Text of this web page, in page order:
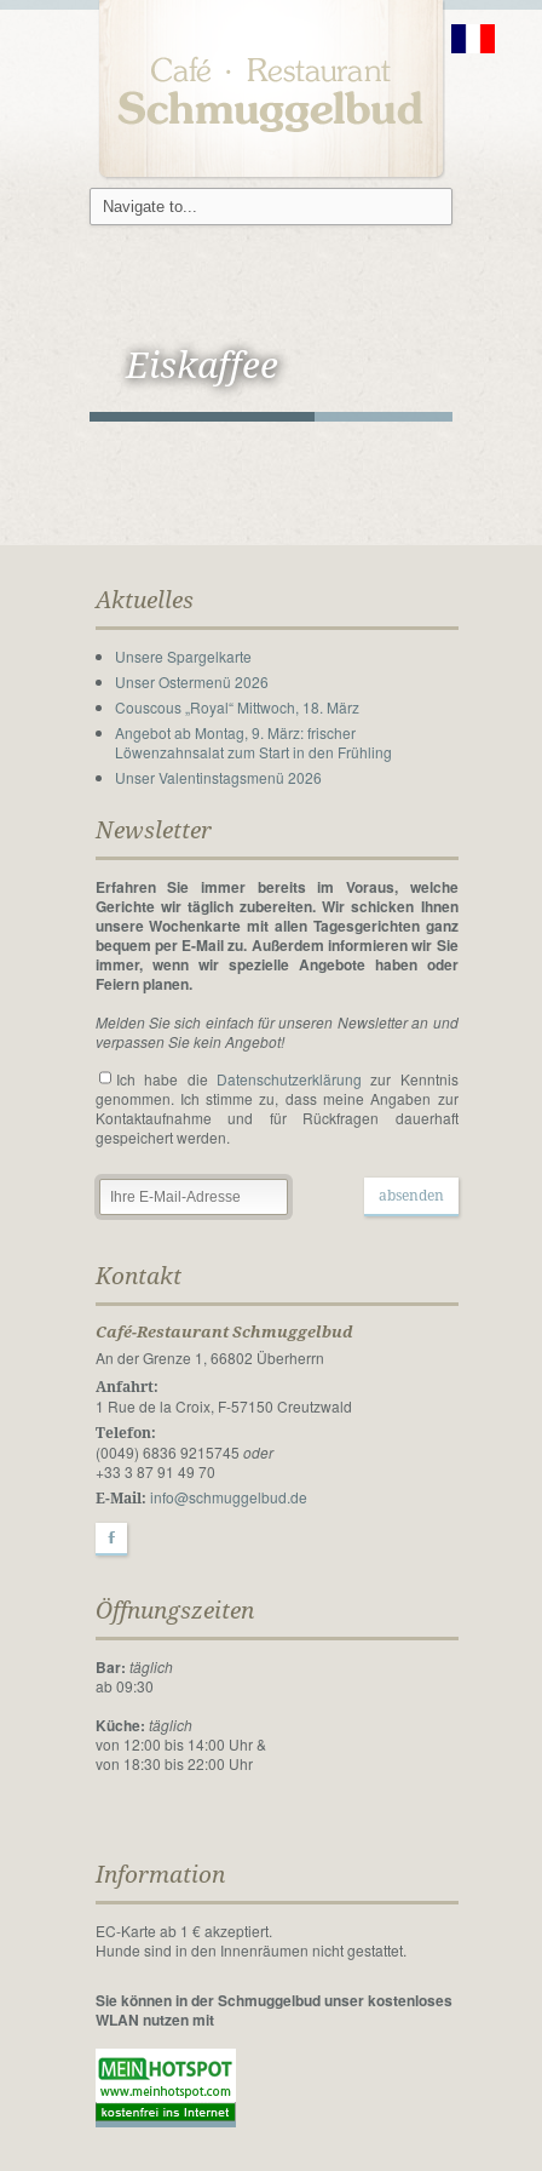
Eiskaffee
Aktuelles
Unsere Spargelkarte
Unser Ostermenü 2026
Couscous „Royal“ Mittwoch, 18. März
Angebot ab Montag, 9. März: frischer
Löwenzahnsalat zum Start in den Frühling
Unser Valentinstagsmenü 2026
Newsletter
Erfahren Sie immer bereits im Voraus, welche
Gerichte wir täglich zubereiten. Wir schicken Ihnen
unsere Wochenkarte mit allen Tagesgerichten ganz
bequem per E-Mail zu. Außerdem informieren wir Sie
immer, wenn wir spezielle Angebote haben oder
Feiern planen.
Melden Sie sich einfach für unseren Newsletter an und
verpassen Sie kein Angebot!
Ich habe die Daten­schutz­­erklärung zur Kenntnis
genommen. Ich stimme zu, dass meine Angaben zur
Kontakt­aufnahme und für Rück­fragen dauer­haft
gespeichert werden.
Kontakt
Café-Restaurant Schmuggelbud
An der Grenze 1, 66802 Überherrn
Anfahrt:
1 Rue de la Croix, F-57150 Creutzwald
Telefon:
(0049) 6836 9215745 oder
+33 3 87 91 49 70
E-Mail: info@schmuggelbud.de
F
Öffnungszeiten
Bar: täglich
ab 09:30
Küche: täglich
von 12:00 bis 14:00 Uhr &
von 18:30 bis 22:00 Uhr
Information
EC-Karte ab 1 € akzeptiert.
Hunde sind in den Innenräumen nicht gestattet.
Sie können in der Schmuggelbud unser kostenloses
WLAN nutzen mit